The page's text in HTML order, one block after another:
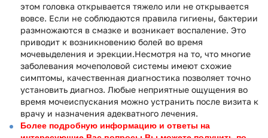
этом головка открывается тяжело или не открывается
вовсе. Если не соблюдаются правила гигиены, бактерии
размножаются в смазке и возникает воспаление. Это
приводит к возникновению болей во время
мочевыделения и эрекции.Несмотря на то, что многие
заболевания мочеполовой системы имеют схожие
симптомы, качественная диагностика позволяет точно
установить диагноз. Любые неприятные ощущения во
время мочеиспускания можно устранить после визита к
врачу и назначения адекватного лечения.
Более подробную информацию и ответы на